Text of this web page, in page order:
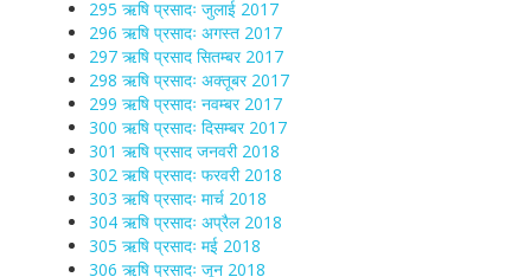
295 ऋषि प्रसादः जुलाई 2017
296 ऋषि प्रसादः अगस्त 2017
297 ऋषि प्रसाद सितम्बर 2017
298 ऋषि प्रसादः अक्तूबर 2017
299 ऋषि प्रसादः नवम्बर 2017
300 ऋषि प्रसादः दिसम्बर 2017
301 ऋषि प्रसाद जनवरी 2018
302 ऋषि प्रसादः फरवरी 2018
303 ऋषि प्रसादः मार्च 2018
304 ऋषि प्रसादः अप्रैल 2018
305 ऋषि प्रसादः मई 2018
306 ऋषि प्रसादः जून 2018